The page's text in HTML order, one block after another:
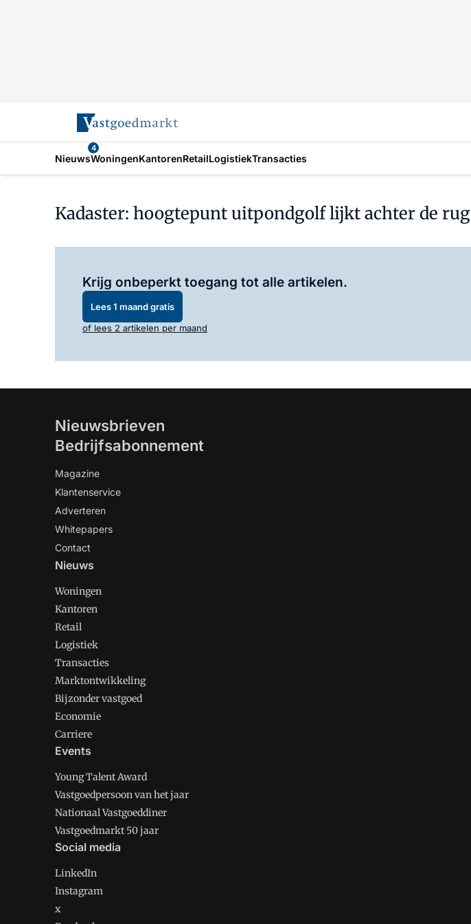
Nieuws
4
WoningenKantorenRetailLogistiekTransacties
Kadaster: hoogtepunt uitpondgolf lijkt achter de rug
Krijg onbeperkt toegang tot alle artikelen.
Lees 1 maand gratis
of lees 2 artikelen per maand
Nieuwsbrieven
Bedrijfsabonnement
Magazine
Klantenservice
Adverteren
Whitepapers
Contact
Nieuws
Woningen
Kantoren
Retail
Logistiek
Transacties
Marktontwikkeling
Bijzonder vastgoed
Economie
Carriere
Events
Young Talent Award
Vastgoedpersoon van het jaar
Nationaal Vastgoeddiner
Vastgoedmarkt 50 jaar
Social media
LinkedIn
Instagram
x